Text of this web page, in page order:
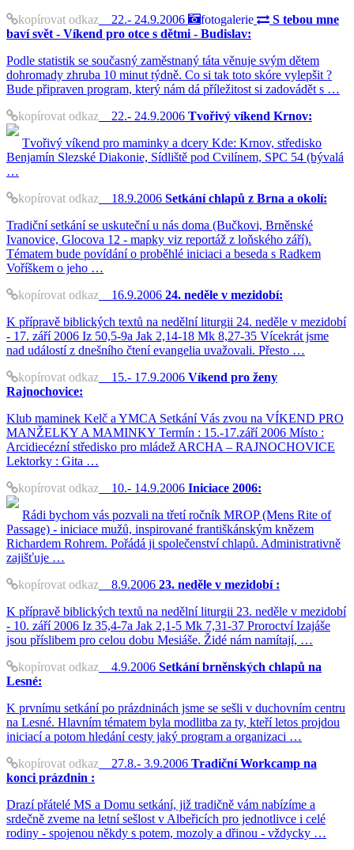
kopírovat odkaz 22.- 24.9.2006 fotogalerie
S tebou mne
baví svět - Víkend pro otce s dětmi - Budislav:
Podle statistik se současný zaměstnaný táta věnuje svým dětem
dohromady zhruba 10 minut týdně. Co si tak toto skóre vylepšit ?
Bude připraven program, který nám dá příležitost si zadovádět s …
kopírovat odkaz 22.- 24.9.2006 Tvořivý víkend Krnov:
Tvořivý víkend pro maminky a dcery Kde: Krnov, středisko
Benjamín Slezské Diakonie, Sídliště pod Cvilínem, SPC 54 (bývalá
…
kopírovat odkaz 18.9.2006 Setkání chlapů z Brna a okolí:
Tradiční setkání se uskuteční u nás doma (Bučkovi, Brněnské
Ivanovice, Glocova 12 - mapky viz reportáž z loňského září).
Tématem bude povídání o proběhlé iniciaci a beseda s Radkem
Voříškem o jeho …
kopírovat odkaz 16.9.2006 24. neděle v mezidobí:
K přípravě biblických textů na nedělní liturgii 24. neděle v mezidobí
- 17. září 2006 Iz 50,5-9a Jak 2,14-18 Mk 8,27-35 Vícekrát jsme
nad událostí z dnešního čtení evangelia uvažovali. Přesto …
kopírovat odkaz 15.- 17.9.2006 Víkend pro ženy
Rajnochovice:
Klub maminek Kelč a YMCA Setkání Vás zvou na VÍKEND PRO
MANŽELKY A MAMINKY Termín : 15.-17.září 2006 Místo :
Arcidiecézní středisko pro mládež ARCHA – RAJNOCHOVICE
Lektorky : Gita …
kopírovat odkaz 10.- 14.9.2006 Iniciace 2006:
Rádi bychom vás pozvali na třetí ročník MROP (Mens Rite of
Passage) - iniciace mužů, inspirované františkánským knězem
Richardem Rohrem. Pořádá ji společenství chlapů. Administrativně
zajišťuje …
kopírovat odkaz 8.9.2006 23. neděle v mezidobí :
K přípravě biblických textů na nedělní liturgii 23. neděle v mezidobí
- 10. září 2006 Iz 35,4-7a Jak 2,1-5 Mk 7,31-37 Proroctví Izajáše
jsou příslibem pro celou dobu Mesiáše. Židé nám namítají, …
kopírovat odkaz 4.9.2006 Setkání brněnských chlapů na
Lesné:
K prvnímu setkání po prázdninách jsme se sešli v duchovním centru
na Lesné. Hlavním tématem byla modlitba za ty, kteří letos projdou
iniciací a potom hledání cesty jaký program a organizaci …
kopírovat odkaz 27.8.- 3.9.2006 Tradiční Workcamp na
konci prázdnin :
Drazí přátelé MS a Domu setkání, již tradičně vám nabízíme a
srdečně zveme na letní sešlost v Albeřicích pro jednotlivce i celé
rodiny - spojenou někdy s potem, mozoly a dřinou - vždycky …